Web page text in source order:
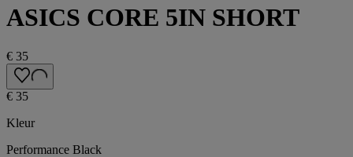
ASICS CORE 5IN SHORT
€ 35
€ 35
Kleur
Performance Black